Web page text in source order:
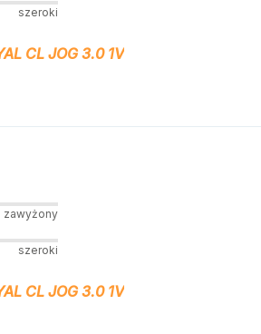
szeroki
CL JOG 3.0 1V
zawyżony
szeroki
CL JOG 3.0 1V